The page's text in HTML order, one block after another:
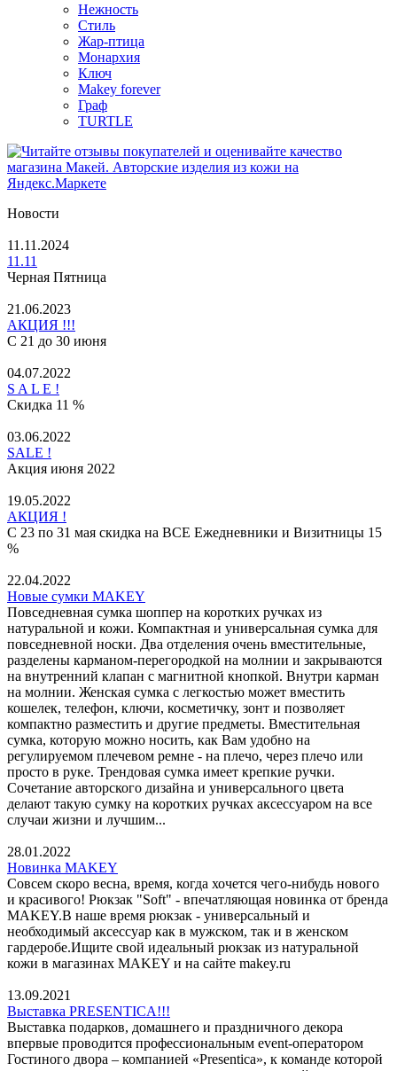
Нежность
Стиль
Жар-птица
Монархия
Ключ
Makey forever
Граф
TURTLE
Новости
11.11.2024
11.11
Черная Пятница
21.06.2023
АКЦИЯ !!!
С 21 до 30 июня
04.07.2022
S A L E !
Скидка 11 %
03.06.2022
SALE !
Акция июня 2022
19.05.2022
АКЦИЯ !
С 23 по 31 мая скидка на ВСЕ Ежедневники и Визитницы 15
%
22.04.2022
Новые сумки MAKEY
Повседневная сумка шоппер на коротких ручках из
натуральной и кожи. Компактная и универсальная сумка для
повседневной носки. Два отделения очень вместительные,
разделены карманом-перегородкой на молнии и закрываются
на внутренний клапан с магнитной кнопкой. Внутри карман
на молнии. Женская сумка с легкостью может вместить
кошелек, телефон, ключи, косметичку, зонт и позволяет
компактно разместить и другие предметы. Вместительная
сумка, которую можно носить, как Вам удобно на
регулируемом плечевом ремне - на плечо, через плечо или
просто в руке. Трендовая сумка имеет крепкие ручки.
Сочетание авторского дизайна и универсального цвета
делают такую сумку на коротких ручках аксессуаром на все
случаи жизни и лучшим...
28.01.2022
Новинка MAKEY
Совсем скоро весна, время, когда хочется чего-нибудь нового
и красивого! Рюкзак "Soft" - впечатляющая новинка от бренда
MAKEY.В наше время рюкзак - универсальный и
необходимый аксессуар как в мужском, так и в женском
гардеробе.Ищите свой идеальный рюкзак из натуральной
кожи в магазинах MAKEY и на сайте makey.ru
13.09.2021
Выставка PRESENTICA!!!
Выставка подарков, домашнего и праздничного декора
впервые проводится профессиональным event-оператором
Гостиного двора – компанией «Presentica», к команде которой